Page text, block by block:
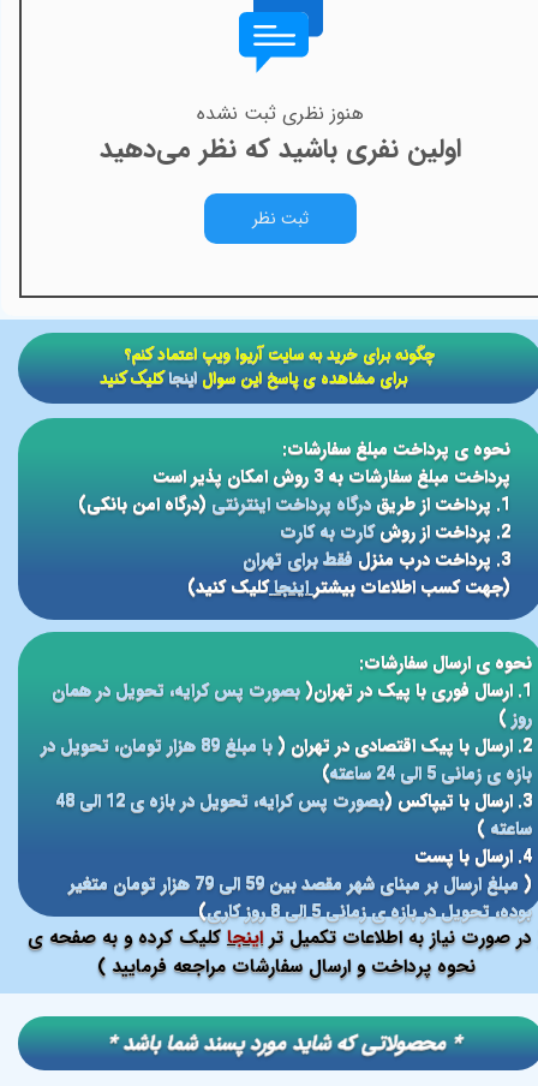
هنوز نظری ثبت نشده
اولین نفری باشید که نظر می‌دهید
ثبت نظر
صورت نیاز به اطلاعات تکمیل تراینجا کلیک کرده و به صفحه ی
نحوه پرداخت و ارسال سفارشات مراجعه فرمایید )
نحوه ی پرداخت مبلغ سفارشات:
پرداخت مبلغ سفارشات به 3 روش امکان پذیر است
1. پرداخت از طریق
درگاه پرداخت اینترنتی(درگاه امن بانکی)
2. پرداخت از روش
کارت به کارت
3. پرداخت درب منزل
فقط برای تهران
(جهت کسب اطلاعات بیشتر اینجاکلیک کنید)
نحوه ی ارسال سفارشات:
1. ارسال فوری با پیک در تهران(
بصورت پس کرایه، تحویل در همان
روز)
2. ارسال با پیک اقتصادی در تهران (
با مبلغ 89 هزار تومان، تحویل در
بازه ی زمانی 5 الی 24 ساعته
)
3. ارسال با تیپاکس (
بصورت پس کرایه، تحویل در بازه ی 12 الی 48
ساعته )
4. ارسال با پست
(
مبلغ ارسال بر مبنای شهر مقصد بین 59 الی 79 هزار تومان متغیر
بوده، تحویل در بازه ی زمانی 5 الی 8 روز کاری
)
​​چگونه برای خرید به سایت آریوا ویپ اعتماد کنم؟
برای مشاهده ی پاسخ این سوالاینجاکلیک کنید
​​* محصولاتی که شاید مورد پسند شما باشد *